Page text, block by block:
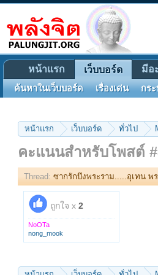
หน้าแรก เว็บบอร์ด ทั่วไป
คะแนนสำหรับโพสต์
Thread: ซากรักบึงพระราม.....อุเทน พ
ถูกใจ x 2
NoOTa
nong_mook
หน้าแรก เว็บบอร์ด
ค้นหาในเว็บบอร์ด เรื่องเด่น กร
มีอ